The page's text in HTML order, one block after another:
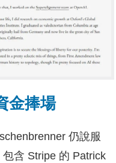
金捧場
仍說服
含 Stripe 的 Patrick